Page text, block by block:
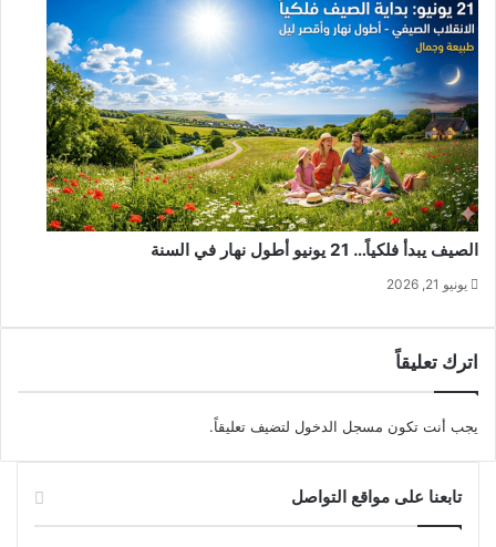
الصيف يبدأ فلكياً… 21 يونيو أطول نهار في السنة
يونيو 21, 2026
اترك تعليقاً
يجب أنت تكون مسجل الدخول لتضيف تعليقاً.
تابعنا على مواقع التواصل